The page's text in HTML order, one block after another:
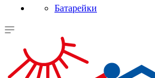
Батарейки